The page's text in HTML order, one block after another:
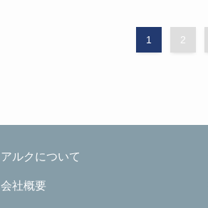
1 2
アルクについて
会社概要